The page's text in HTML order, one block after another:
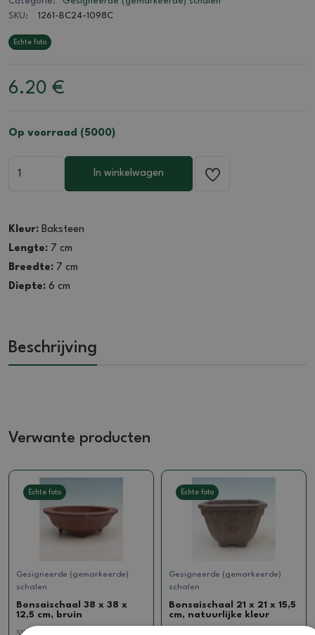
SKU:
1261-BC24-1098C
Echte foto
6.20 €
Op voorraad (5000)
In winkelwagen
Kleur: Baksteen
Lengte: 7 cm
Breedte: 7 cm
Diepte: 6 cm
Beschrijving
Verwante producten
Echte foto
Gesigneerde (gemarkeerde)
schalen
Bonsaischaal 38 x 38 x
12,5 cm, bruin
Echte foto
Gesigneerde (gemarkeerde)
schalen
Bonsaischaal 21 x 21 x 15,5
cm, natuurlijke kleur